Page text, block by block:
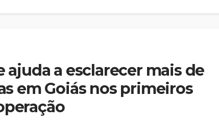
ajuda a esclarecer mais de
em Goiás nos primeiros